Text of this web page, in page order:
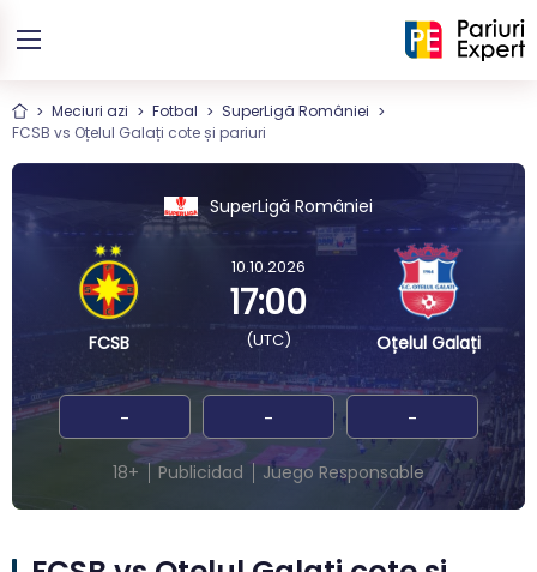
Meciuri azi Fotbal
SuperLigă României
FCSB vs Oțelul Galați cote și pariuri
SuperLigă României
FCSB
10.10.2026
17:00
(UTC) Oțelul Galați
- - -
18+ Publicidad Juego Responsable